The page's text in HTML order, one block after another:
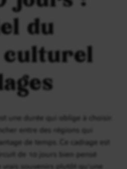
du
culturel
une durée qui oblige à choisir.
entre des régions qui
de temps. Ce cadrage est
de 10 jours bien pensé
souvenirs plutôt qu’une